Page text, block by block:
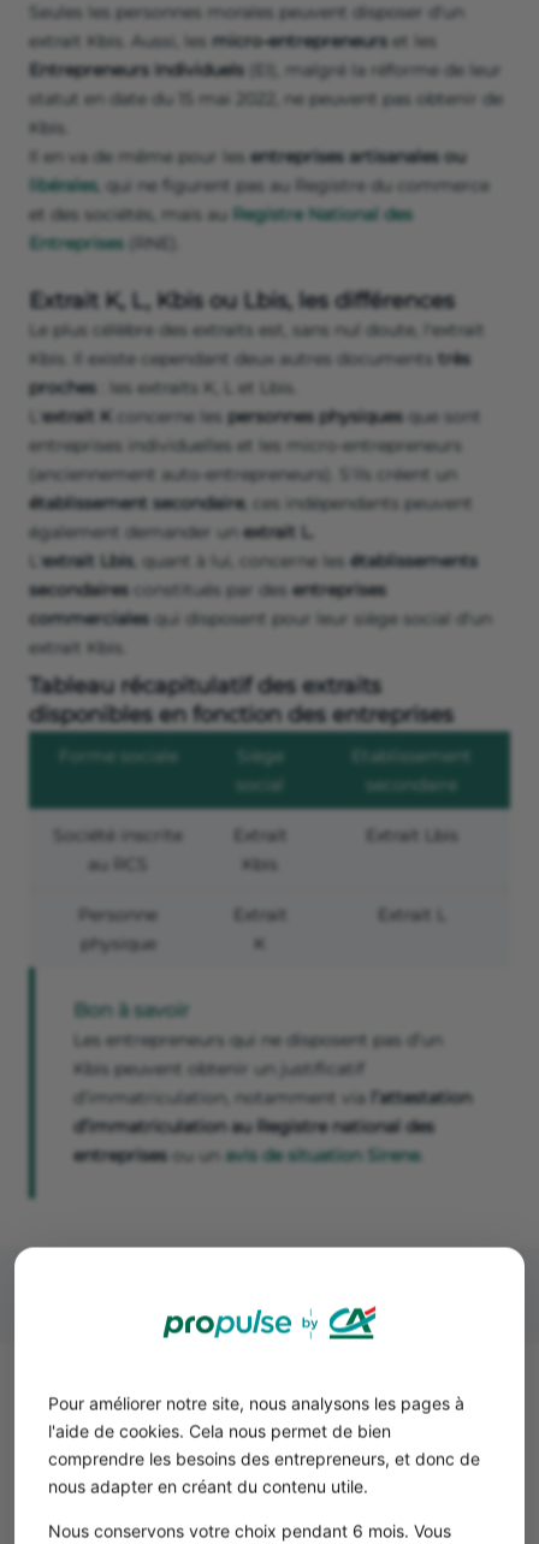
Pour améliorer notre site, nous analysons les pages à
l'aide de cookies. Cela nous permet de bien
comprendre les besoins des entrepreneurs, et donc de
nous adapter en créant du contenu utile.
Nous conservons votre choix pendant 6 mois. Vous
Seules les personnes morales peuvent disposer d'un
extrait Kbis. Aussi, les micro-entrepreneurs et les
Entrepreneurs Individuels (EI), malgré la réforme de leur
statut en date du 15 mai 2022, ne peuvent pas obtenir de
Kbis.
Il en va de même pour les entreprises artisanales ou
libérales, qui ne figurent pas au Registre du commerce
et des sociétés, mais au Registre National des
Entreprises (RNE).
Extrait K, L, Kbis ou Lbis, les différences
Le plus célèbre des extraits est, sans nul doute, l'extrait
Kbis. Il existe cependant deux autres documents très
proches : les extraits K, L et Lbis.
extrait K concerne les personnes physiques que sont
entreprises individuelles et les micro-entrepreneurs
(anciennement auto-entrepreneurs). S'ils créent un
établissement secondaire, ces indépendants peuvent
également demander un extrait L.
extrait Lbis, quant à lui, concerne les établissements
secondaires constitués par des entreprises
commerciales qui disposent pour leur siège social d'un
extrait Kbis.
Tableau récapitulatif des extraits
disponibles en fonction des entreprises
Forme sociale
Siège
social
Etablissement
secondaire
Société inscrite
au RCS
Extrait
Kbis
Extrait Lbis
Personne
physique
Extrait
K
Extrait L
Bon à savoir
Les entrepreneurs qui ne disposent pas d’un
Kbis peuvent obtenir un justificatif
d’immatriculation, notamment via
l’attestation
d’immatriculation au Registre national des
entreprises ou un avis de situation Sirene.
Quel est le prix d’un extrait Kbis ?
Lors de l'accomplissement des formalités de
constitution d'une entreprise, un extrait Kbis vous est
fourni. Néanmoins, celui-ci doit parfois être mis à jour ou
actualisé. Il est donc impératif d'obtenir unnouveau Kbis